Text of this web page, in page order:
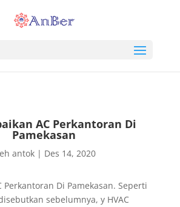
AC Perkantoran Di
Pamekasan
antok | Des 14, 2020
Perkantoran Di Pamekasan. Seperti
sebelumnya, y HVAC